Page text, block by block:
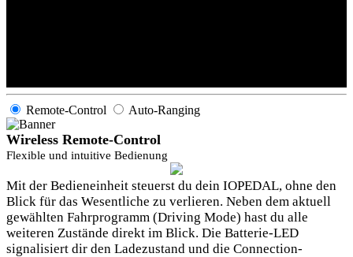
Remote-Control Auto-Ranging
Wireless Remote-Control
Flexible und intuitive Bedienung
Mit der Bedieneinheit steuerst du dein IOPEDAL, ohne den
Blick für das Wesentliche zu verlieren. Neben dem aktuell
gewählten Fahrprogramm (Driving Mode) hast du alle
weiteren Zustände direkt im Blick. Die Batterie-LED
signalisiert dir den Ladezustand und die Connection-